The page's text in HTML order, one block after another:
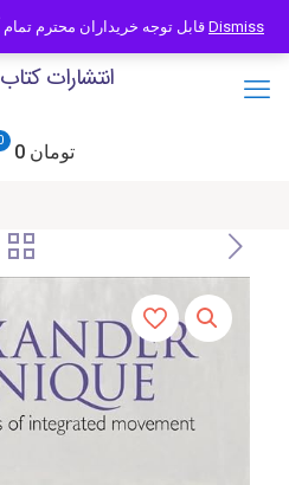
info@caspianbook.com
انتشارات
0 تومان
Dismiss